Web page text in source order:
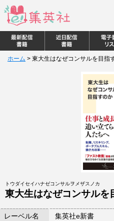
ホーム > 東大生はなぜコンサルを目指
トウダイセイハナゼコンサルヲメザスノカ
東大生はなぜコンサルを
レーベル名
集英社e新書